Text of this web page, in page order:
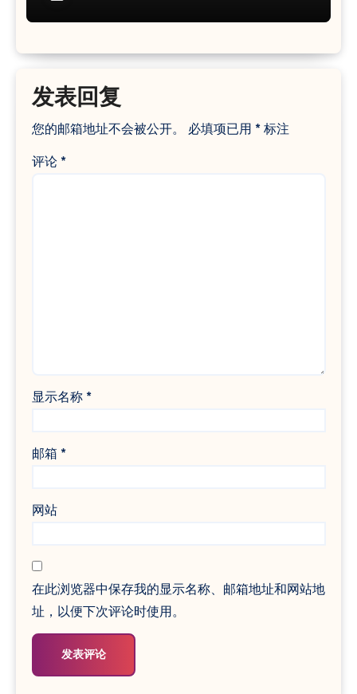
发表回复
您的邮箱地址不会被公开。 必填项已用 *标注
评论 *
显示名称 *
邮箱 *
网站
在此浏览器中保存我的显示名称、邮箱地址和网站地
址，以便下次评论时使用。